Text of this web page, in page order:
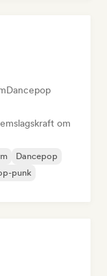
Dancepop
om
Dancepop
punk